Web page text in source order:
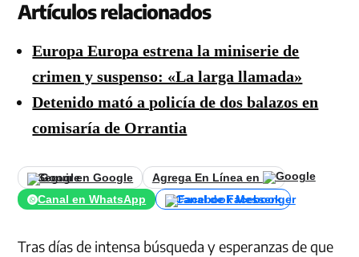
Artículos relacionados
Europa Europa estrena la miniserie de
crimen y suspenso: «La larga llamada»
Detenido mató a policía de dos balazos en
comisaría de Orrantia
Seguir en Google
Agrega En Línea en
Canal en WhatsApp
Canal de Facebook
Tras días de intensa búsqueda y esperanzas de que